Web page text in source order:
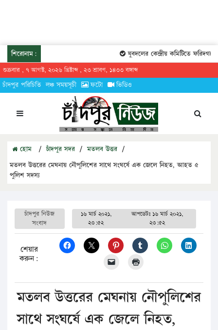
শিরোনাম: যুবদলের কেন্দ্রীয় কমিটিতে
শুক্রবার , ৭ আগস্ট, ২০২৬ খ্রিষ্টাব্দ , ২৩ শ্রাবণ, ১৪৩৩ বঙ্গাব্দ
চাঁদপুর পরিচিতি লঞ্চ সময়সূচী ফটো ভিডিও
হোম / চাঁদপুর সদর / মতলব উত্তর /
মতলব উত্তরের মেঘনায় নৌপুলিশের সাথে সংঘর্ষে এক জেলে নিহত, আহত ৫
পুলিশ সদস্য
চাঁদপুর নিউজ
সংবাদ
১৬ মার্চ ২০২১,
২৩:৫২
আপডেটঃ ১৬ মার্চ ২০২১,
২৩:৫২
শেয়ার
করুন:
মতলব উত্তরের মেঘনায় নৌপুলিশের
সাথে সংঘর্ষে এক জেলে নিহত,